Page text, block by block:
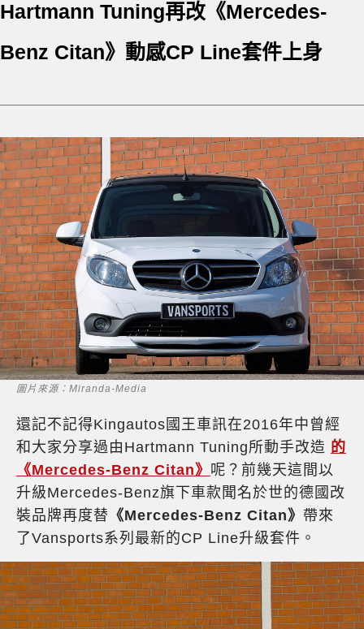
Hartmann Tuning再改《Mercedes-
Benz Citan》動感CP Line套件上身
圖片來源：Miranda-Media
還記不記得Kingautos國王車訊在2016年中曾經
和大家分享過由Hartmann Tuning所動手改造 的
《Mercedes-Benz Citan》 呢？前幾天這間以
升級Mercedes-Benz旗下車款聞名於世的德國改
裝品牌再度替 《Mercedes-Benz Citan》 帶來
了Vansports系列最新的CP Line升級套件。